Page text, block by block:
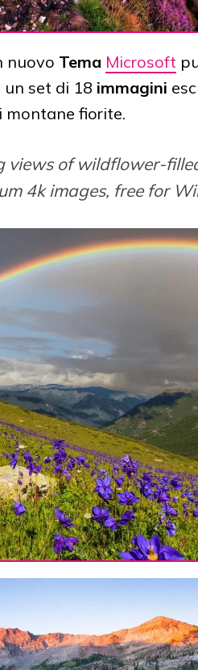
nuovo Tema Microsoft
un set di 18 immagini
fiorite.
views of wildflower-
4k images, free for